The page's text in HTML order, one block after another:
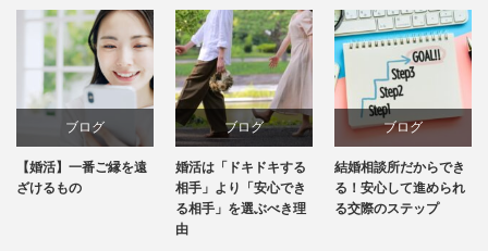
ブログ
活】一番ご縁を遠
るもの
ブログ
婚活は「ドキドキする
相手」より「安心でき
る相手」を選ぶべき理
ブログ
結婚相談所だからでき
る！安心して進められ
る交際のステップ